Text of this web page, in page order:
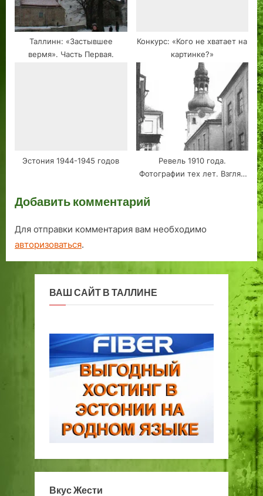
Таллинн: «Застывшее
вермя». Часть Первая.
Конкурс: «Кого не хватает на
картинке?»
Эстония 1944-1945 годов
Ревель 1910 года.
Фотографии тех лет. Взгляд
Добавить комментарий
Для отправки комментария вам необходимо
авторизоваться.
ВАШ САЙТ В ТАЛЛИНЕ
Вкус Жести